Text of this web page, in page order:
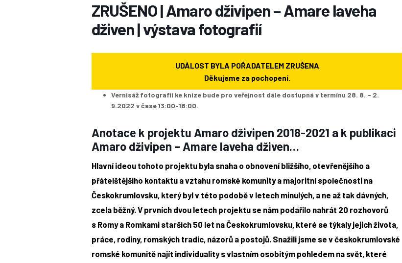
ZRUŠENO | Amaro dživipen – Amare laveha
dživen | výstava fotografií
UDÁLOST BYLA POŘADATELEM ZRUŠENA
Děkujeme za pochopení.
Vernisáž fotografií ke knize bude pro veřejnost dále dostupná v termínu 28. 8. – 2.
9.2022 v čase 13:00-18:00.
Anotace k projektu Amaro dživipen 2018-2021 a k publikaci
Amaro dživipen – Amare laveha dživen…
Hlavní ideou tohoto projektu byla snaha o obnovení bližšího, otevřenějšího a
přátelštějšího kontaktu a vztahu romské komunity a majoritní společnosti na
Českokrumlovsku, který byl v této podobě v letech minulých, a ne až tak dávných,
zcela běžný. V prvních dvou letech projektu se nám podařilo nahrát 20 rozhovorů
s Romy a Romkami starších 50 let na Českokrumlovsku, které se týkaly jejich života,
práce, rodiny, romských tradic, názorů a postojů. Snažili jsme se v českokrumlovské
romské komunitě najít individuality s vlastním osobitým pohledem na svět, které